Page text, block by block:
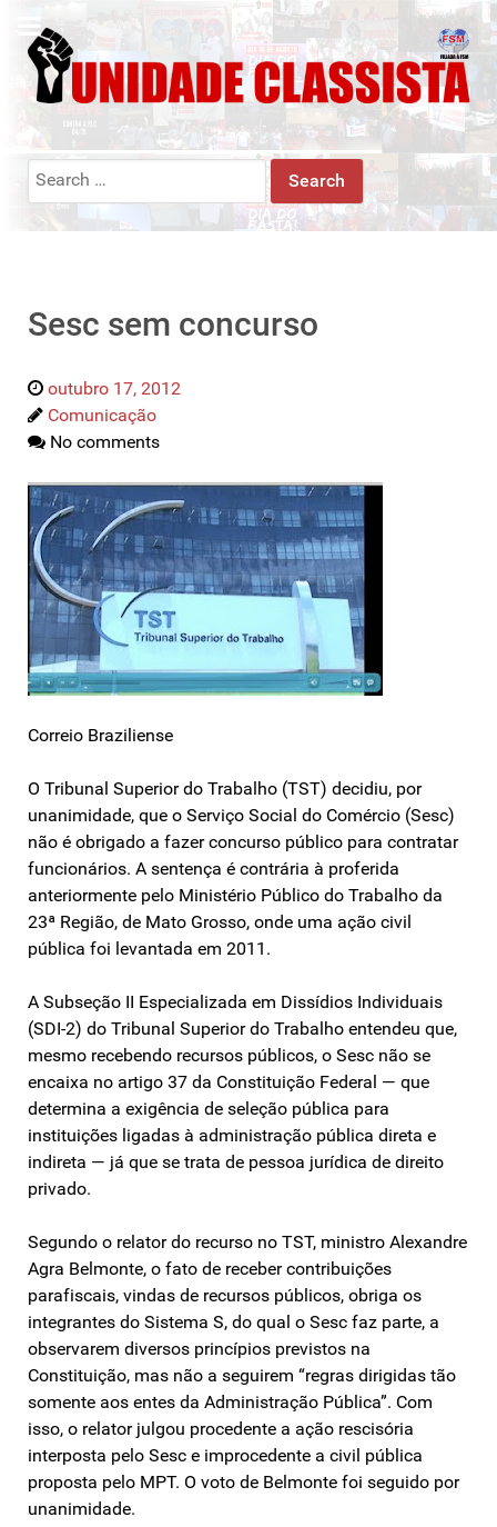
Search
Sesc sem concurso
outubro 17, 2012
Comunicação
No comments
Correio Braziliense
O Tribunal Superior do Trabalho (TST) decidiu, por
unanimidade, que o Serviço Social do Comércio (Sesc)
não é obrigado a fazer concurso público para contratar
funcionários. A sentença é contrária à proferida
anteriormente pelo Ministério Público do Trabalho da
23ª Região, de Mato Grosso, onde uma ação civil
pública foi levantada em 2011.
A Subseção II Especializada em Dissídios Individuais
(SDI-2) do Tribunal Superior do Trabalho entendeu que,
mesmo recebendo recursos públicos, o Sesc não se
encaixa no artigo 37 da Constituição Federal — que
determina a exigência de seleção pública para
instituições ligadas à administração pública direta e
indireta — já que se trata de pessoa jurídica de direito
privado.
Segundo o relator do recurso no TST, ministro Alexandre
Agra Belmonte, o fato de receber contribuições
parafiscais, vindas de recursos públicos, obriga os
integrantes do Sistema S, do qual o Sesc faz parte, a
observarem diversos princípios previstos na
Constituição, mas não a seguirem “regras dirigidas tão
somente aos entes da Administração Pública”. Com
isso, o relator julgou procedente a ação rescisória
interposta pelo Sesc e improcedente a civil pública
proposta pelo MPT. O voto de Belmonte foi seguido por
unanimidade.